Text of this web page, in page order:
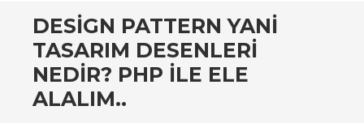
DESIGN PATTERN YANI
TASARIM DESENLERI
NEDIR? PHP ILE ELE
ALALIM..